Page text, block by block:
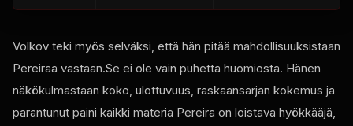
Volkov teki myös selväksi, että hän pitää mahdollisuuksistaan
Pereiraa vastaan.Se ei ole vain puhetta huomiosta. Hänen
näkökulmastaan koko, ulottuvuus, raskaansarjan kokemus ja
parantunut paini kaikki materia Pereira on loistava hyökkääjä,